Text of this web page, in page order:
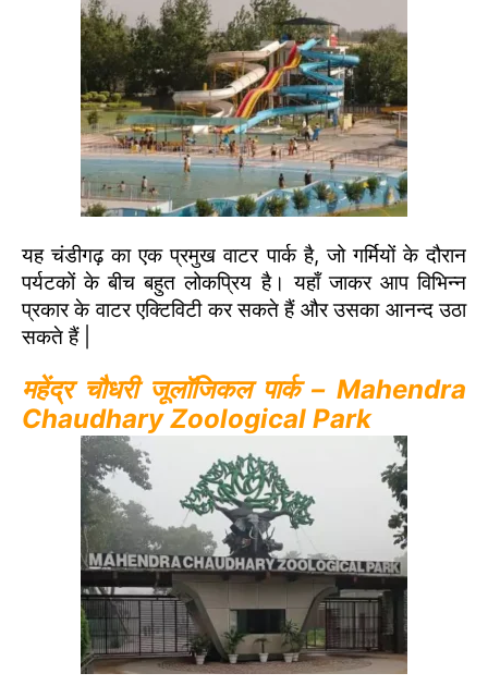
यह चंडीगढ़ का एक प्रमुख वाटर पार्क है, जो गर्मियों के दौरान
पर्यटकों के बीच बहुत लोकप्रिय है। यहाँ जाकर आप विभिन्न
प्रकार के वाटर एक्टिविटी कर सकते हैं और उसका आनन्द उठा
सकते हैं |
महेंद्र चौधरी जूलॉजिकल पार्क – Mahendra
Chaudhary Zoological Park